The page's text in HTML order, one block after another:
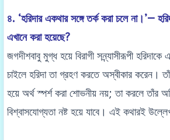
৪. ‘হরিদার একথার সঙ্গে তর্ক করা চলে না।’—
এখানে করা হয়েছে?
জগদীশবাবু মুগ্ধ হয়ে বিরাগী সন্ন্যাসীরূপী হরিদাকে
চাইলে হরিদা তা গ্রহণ করতে অস্বীকার করেন।
হয়ে অর্থ স্পর্শ করা শোভনীয় নয়; তা করলে তাঁর
বিশ্বাসযোগ্যতা নষ্ট হয়ে যাবে। এই কথারই